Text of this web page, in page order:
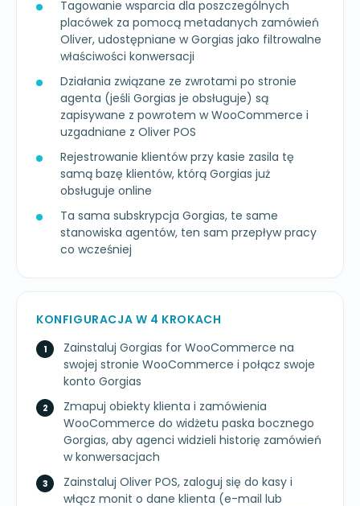
Tagowanie wsparcia dla poszczególnych
placówek za pomocą metadanych zamówień
Oliver, udostępniane w Gorgias jako filtrowalne
właściwości konwersacji
Działania związane ze zwrotami po stronie
agenta (jeśli Gorgias je obsługuje) są
zapisywane z powrotem w WooCommerce i
uzgadniane z Oliver POS
Rejestrowanie klientów przy kasie zasila tę
samą bazę klientów, którą Gorgias już
obsługuje online
Ta sama subskrypcja Gorgias, te same
stanowiska agentów, ten sam przepływ pracy
co wcześniej
KONFIGURACJA W 4 KROKACH
Zainstaluj Gorgias for WooCommerce na
swojej stronie WooCommerce i połącz swoje
konto Gorgias
Zmapuj obiekty klienta i zamówienia
WooCommerce do widżetu paska bocznego
Gorgias, aby agenci widzieli historię zamówień
w konwersacjach
Zainstaluj Oliver POS, zaloguj się do kasy i
włącz monit o dane klienta (e-mail lub